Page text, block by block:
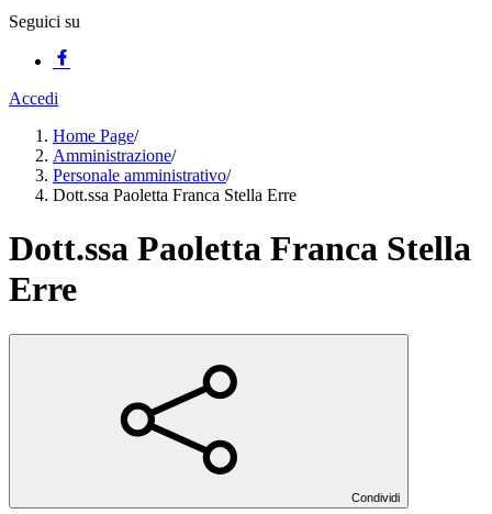
Seguici su
Accedi
Home Page/
Amministrazione/
Personale amministrativo/
Dott.ssa Paoletta Franca Stella Erre
Dott.ssa Paoletta Franca Stella
Erre
Condividi